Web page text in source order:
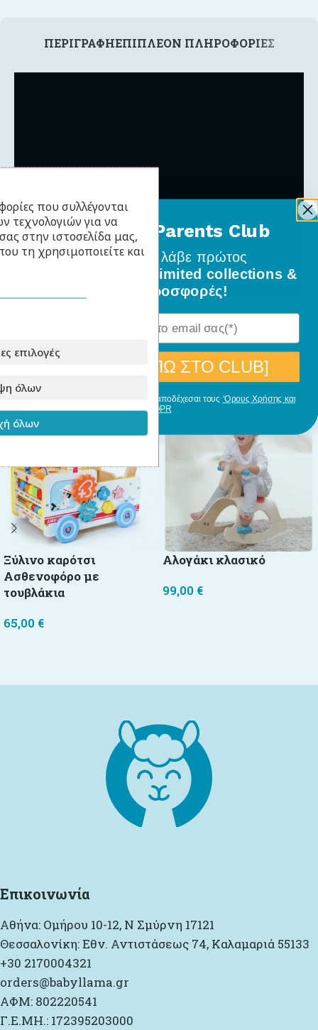
ΠΕΡΙΓΡΑΦΉΕΠΙΠΛΈΟΝ ΠΛΗΡΟΦΟΡΊΕΣ
Ξύλινο καρότσι
Ασθενοφόρο με
τουβλάκια
65,00 €
Αλογάκι κλασικό
99,00 €
Επικοινωνία
Αθήνα: Ομήρου 10-12, Ν Σμύρνη 17121
Θεσσαλονίκη: Εθν. Αντιστάσεως 74, Καλαμαριά 55133
+30 2170004321
orders@babyllama.gr
ΑΦΜ: 802220541
Γ.Ε.ΜΗ.: 172395203000
που συλλέγονται
τεχνολογιών για να
στην ιστοσελίδα μας,
τη χρησιμοποιείτε και
επιλογές
όλων
όλων
BabyLlama Parents Club
Γίνε μέλοςκαι λάβε πρώτος
όλα τα νέα σχέδια, limited collections &
ειδικές προσφορές!
[ΘΕΛΩ ΝΑ ΜΠΩ ΣΤΟ CLUB]
Με την εγγραφή σου, δηλώνεις ότι αποδέχεσαι τους ‘Ορους Χρήσης και
GDPR